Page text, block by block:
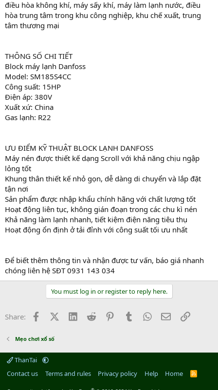
điều hòa không khí, máy sấy khí, máy làm lạnh nước, điều
hòa trung tâm trong khu công nghiệp, khu chế xuất, trung
tâm thương mại
THÔNG SỐ CHI TIẾT
Block máy lạnh Danfoss
Model: SM185S4CC
Công suất: 15HP
Điện áp: 380V
Xuất xứ: China
Gas lạnh: R22
ƯU ĐIỂM KỸ THUẬT BLOCK LẠNH DANFOSS
Máy nén được thiết kế dạng Scroll với khả năng chịu ngập
lỏng tốt
Khung thân thiết kế nhỏ gọn, dễ dàng di chuyển và lắp đặt
tận nơi
Sản phẩm được nhập khẩu chính hãng với chất lượng tốt
Hoạt động liên tục, không gián đoạn trong các chu kì nén
Khả năng làm lạnh nhanh, tiết kiệm điện năng tiêu thụ
Hoạt động ổn định ở tải đỉnh với công suất tối ưu nhất
Để biết thêm thông tin và nhận được tư vấn, báo giá nhanh
chóng liên hệ SĐT 0931 143 034
You must log in or register to reply here.
Share: FacebookX (Twitter)
LinkedInReddit PinterestTumblrWhatsApp
EmailLink
Mẹo chơi xổ số
ThanTai
Contact us
Terms and rules Privacy policy Help Home
R